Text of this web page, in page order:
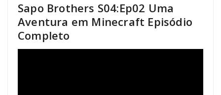
Sapo Brothers S04:Ep02 Uma
Aventura em Minecraft Episódio
Completo